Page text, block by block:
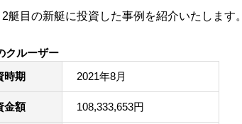
艇目の新艇に投資した事例を紹介いたします。
クルーザー
時期
2021年8月
金額 108,333,653円